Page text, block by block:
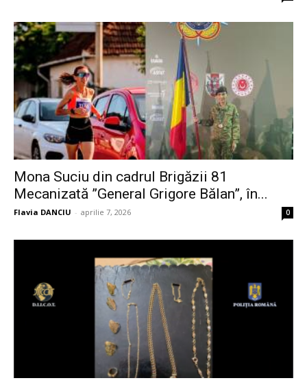
Mona Suciu din cadrul Brigăzii 81
Mecanizată ”General Grigore Bălan”, în...
Flavia DANCIU - aprilie 7, 2026 0